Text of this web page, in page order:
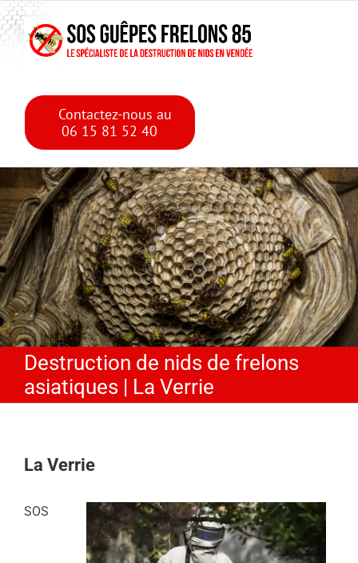
Skip to main content
Skip
to
content
Contactez-nous au
06 15 81 52 40
Destruction de nids de frelons
asiatiques | La Verrie
La Verrie
SOS